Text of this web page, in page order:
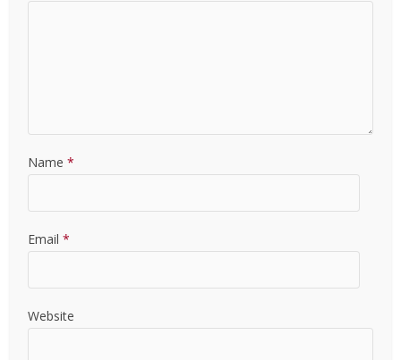
Name *
Email *
Website